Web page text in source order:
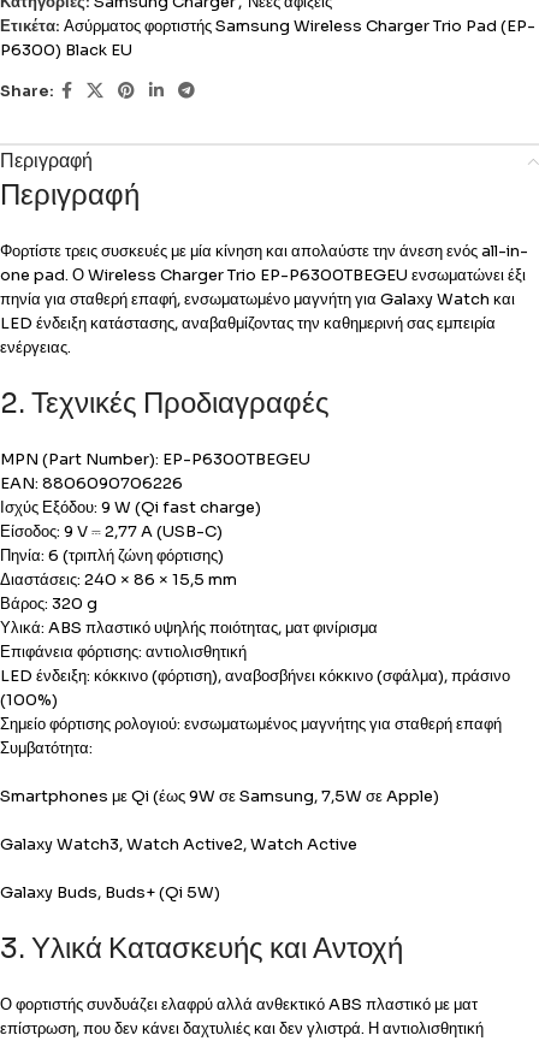
Ετικέτα: Ασύρματος φορτιστής Samsung Wireless Charger Trio Pad (EP-
P6300) Black EU
Share:
Περιγραφή
Περιγραφή
Φορτίστε τρεις συσκευές με μία κίνηση και απολαύστε την άνεση ενός all-in-
one pad. Ο Wireless Charger Trio EP-P6300TBEGEU ενσωματώνει έξι
πηνία για σταθερή επαφή, ενσωματωμένο μαγνήτη για Galaxy Watch και
LED ένδειξη κατάστασης, αναβαθμίζοντας την καθημερινή σας εμπειρία
ενέργειας.
2. Τεχνικές Προδιαγραφές
MPN (Part Number): EP-P6300TBEGEU
EAN: 8806090706226
Ισχύς Εξόδου: 9 W (Qi fast charge)
Είσοδος: 9 V ⎓ 2,77 A (USB-C)
Πηνία: 6 (τριπλή ζώνη φόρτισης)
Διαστάσεις: 240 × 86 × 15,5 mm
Βάρος: 320 g
Υλικά: ABS πλαστικό υψηλής ποιότητας, ματ φινίρισμα
Επιφάνεια φόρτισης: αντιολισθητική
LED ένδειξη: κόκκινο (φόρτιση), αναβοσβήνει κόκκινο (σφάλμα), πράσινο
(100%)
Σημείο φόρτισης ρολογιού: ενσωματωμένος μαγνήτης για σταθερή επαφή
Συμβατότητα:
Smartphones με Qi (έως 9W σε Samsung, 7,5W σε Apple)
Galaxy Watch3, Watch Active2, Watch Active
Galaxy Buds, Buds+ (Qi 5W)
3. Υλικά Κατασκευής και Αντοχή
Ο φορτιστής συνδυάζει ελαφρύ αλλά ανθεκτικό ABS πλαστικό με ματ
επίστρωση, που δεν κάνει δαχτυλιές και δεν γλιστρά. Η αντιολισθητική